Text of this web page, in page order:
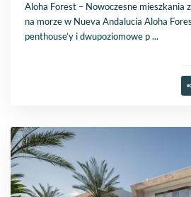
Aloha Forest – Nowoczesne mieszkania
na morze w Nueva Andalucía Aloha
penthouse’y i dwupoziomowe p...